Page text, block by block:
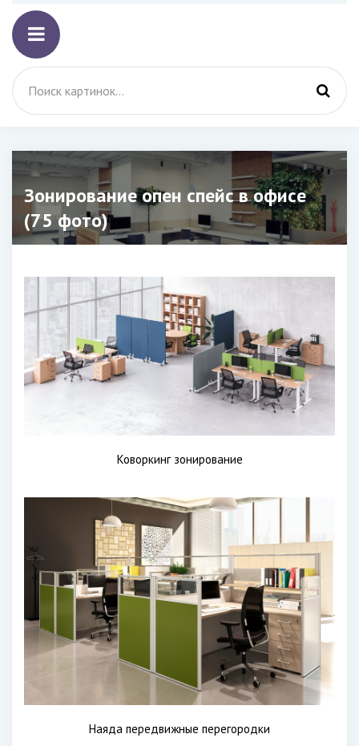
Зонирование опен спейс в офисе
(75 фото)
Коворкинг зонирование
Наяда передвижные перегородки